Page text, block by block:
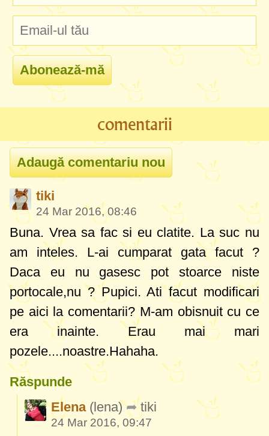
comentarii
tiki
24 Mar 2016, 08:46
Buna. Vrea sa fac si eu clatite. La suc nu
am inteles. L-ai cumparat gata facut ?
Daca eu nu gasesc pot stoarce niste
portocale,nu ? Pupici. Ati facut modificari
pe aici la comentarii? M-am obisnuit cu ce
era inainte. Erau mai mari
pozele....noastre.Hahaha.
Răspunde
Elena (lena) tiki
24 Mar 2016, 09:47